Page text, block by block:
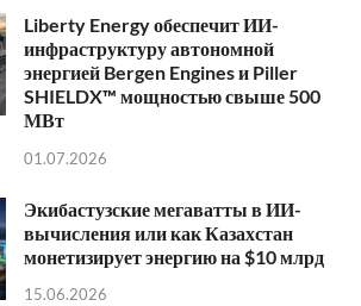
Liberty Energy обеспечит ИИ-
инфраструктуру автономной
энергией Bergen Engines и Piller
SHIELDX™ мощностью свыше 500
МВт
01.07.2026
Экибастузские мегаватты в ИИ-
вычисления или как Казахстан
монетизирует энергию на $10 млрд
15.06.2026